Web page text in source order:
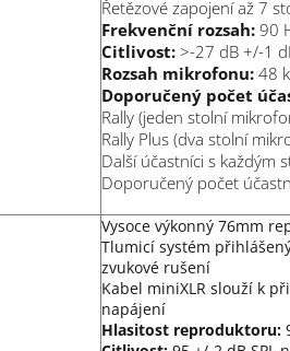
Řetězové zapojení až 7
Frekvenční rozsah: 90
Citlivost: >-27 dB +/-1
Rozsah mikrofonu: 48
Doporučený počet
Rally (jeden stolní
Rally Plus (dva stolní
Další účastníci s každým
Doporučený počet
Vysoce výkonný 76mm
Tlumicí systém
zvukové rušení
Kabel miniXLR slouží k
napájení
Hlasitost reproduktoru: